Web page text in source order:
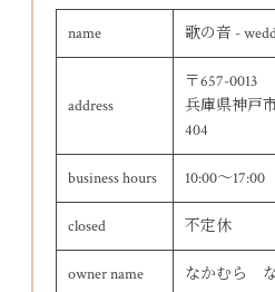
name 歌の音 -
address
〒657-0013
兵庫県神戸
404
business hours 10:00～17:00
closed 不定休
owner name なかむら